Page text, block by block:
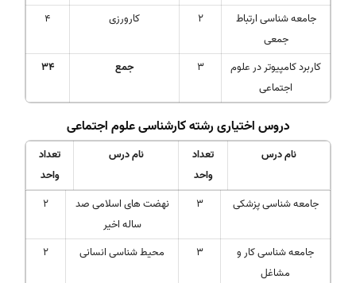
جامعه شناسی ارتباط
جمعی
2 کارورزی 4
کاربرد کامپیوتر در علوم
اجتماعی
3 جمع 34
دروس اختیاری رشته کارشناسی علوم اجتماعی
نام درس
تعداد
واحد
نام درس
تعداد
واحد
جامعه شناسی پزشکی
3
نهضت های اسلامی صد
ساله اخیر
2
جامعه شناسی کار و
مشاغل
3 محیط شناسی انسانی 2